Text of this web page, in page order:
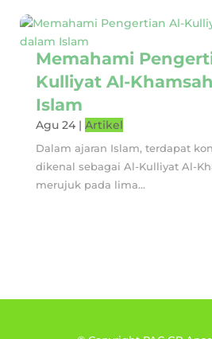
Memahami
Kulliyat Al-
Islam
Agu 24| Artikel
Dalam ajaran Islam, terdapat
dikenal sebagai Al-Kulliyat Al-
merujuk pada lima...